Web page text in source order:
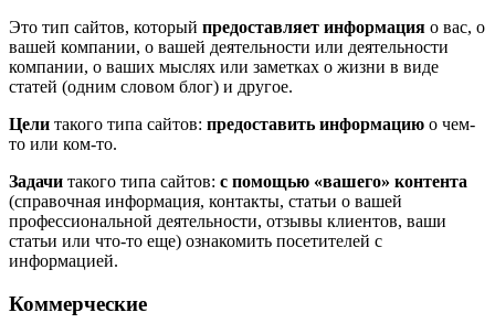
Это тип сайтов, который предоставляет информация о вас, о
вашей компании, о вашей деятельности или деятельности
компании, о ваших мыслях или заметках о жизни в виде
статей (одним словом блог) и другое.
Цели такого типа сайтов: предоставить информацию о чем-
то или ком-то.
Задачи такого типа сайтов: с помощью «вашего» контента
(справочная информация, контакты, статьи о вашей
профессиональной деятельности, отзывы клиентов, ваши
статьи или что-то еще) ознакомить посетителей с
информацией.
Коммерческие